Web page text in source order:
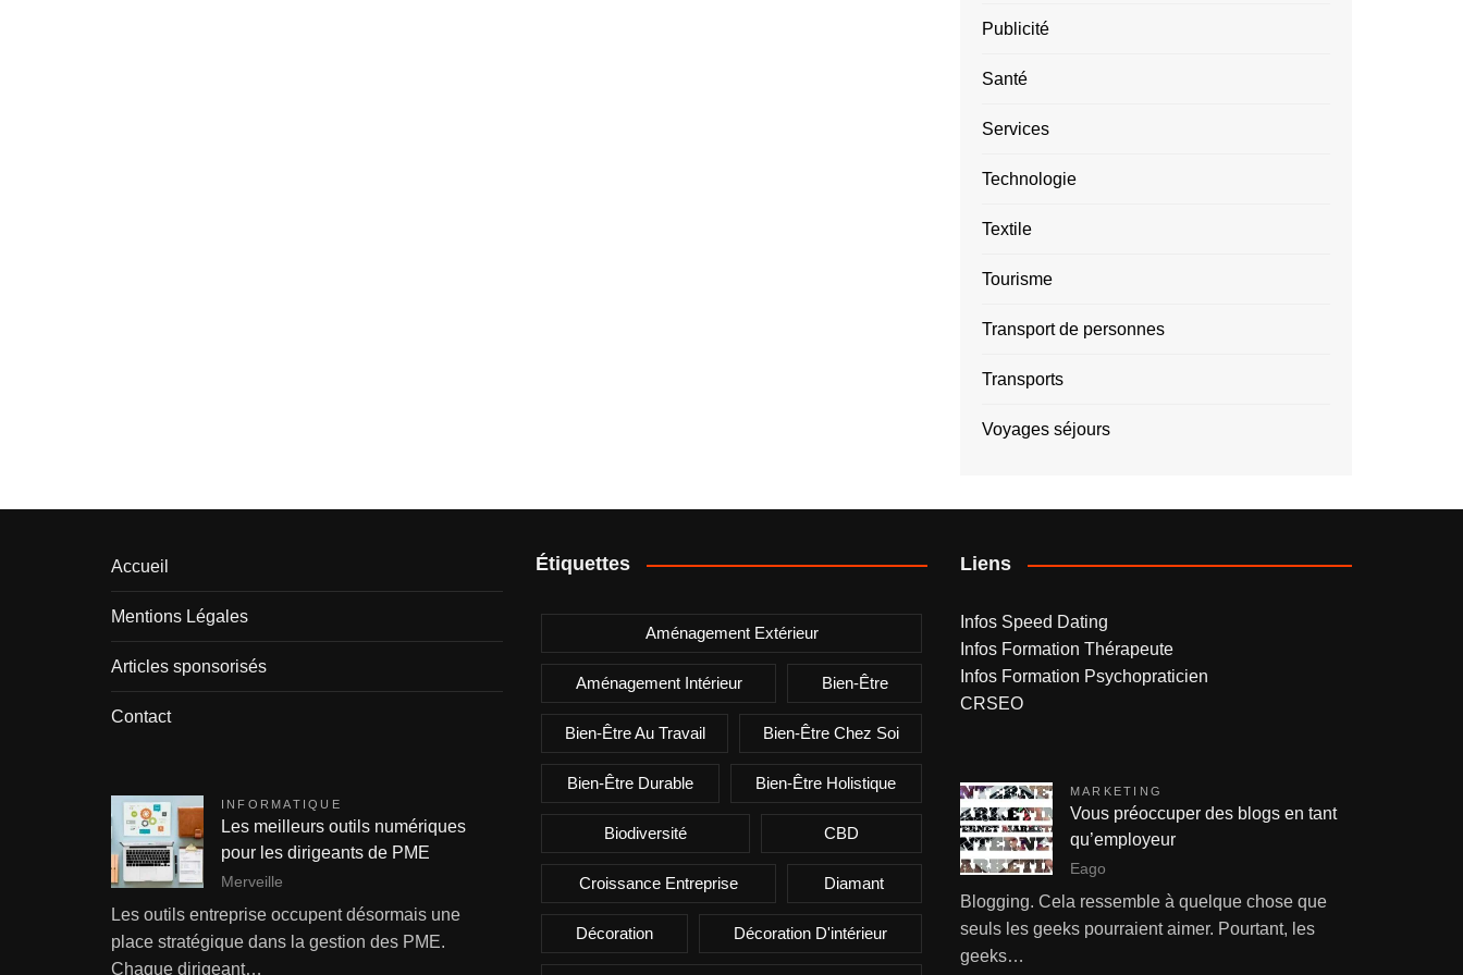
Publicité
Santé
Services
Technologie
Textile
Tourisme
Transport de personnes
Transports
Voyages séjours
Accueil
Mentions Légales
Articles sponsorisés
Contact
INFORMATIQUE
Les meilleurs outils numériques
pour les dirigeants de PME
Merveille
Les outils entreprise occupent désormais une
place stratégique dans la gestion des PME.
Chaque dirigeant…
Étiquettes
Aménagement Extérieur
Aménagement Intérieur Bien-Être
Bien-Être Au Travail Bien-Être Chez Soi
Bien-Être Durable Bien-Être Holistique
Biodiversité CBD
Croissance Entreprise Diamant
Décoration Décoration D'intérieur
Liens
Infos Speed Dating
Infos Formation Thérapeute
Infos Formation Psychopraticien
CRSEO
MARKETING
Vous préoccuper des blogs en tant
qu’employeur
Eago
Blogging. Cela ressemble à quelque chose que
seuls les geeks pourraient aimer. Pourtant, les
geeks…